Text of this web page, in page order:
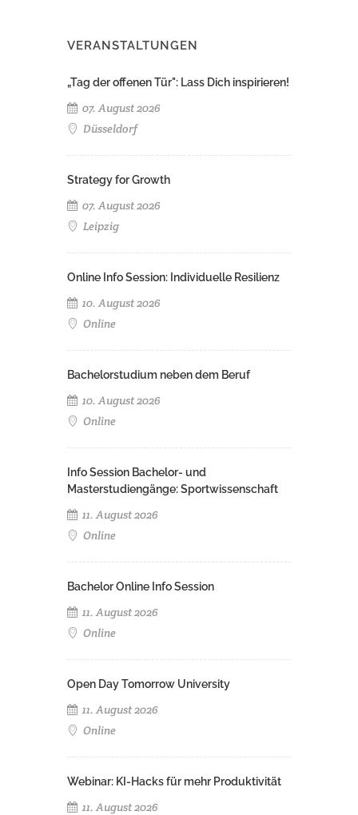
VERANSTALTUNGEN
„Tag der offenen Tür": Lass Dich inspirieren!
07. August 2026
Düsseldorf
Strategy for Growth
07. August 2026
Leipzig
Online Info Session: Individuelle Resilienz
10. August 2026
Online
Bachelorstudium neben dem Beruf
10. August 2026
Online
Info Session Bachelor- und
Masterstudiengänge: Sportwissenschaft
11. August 2026
Online
Bachelor Online Info Session
11. August 2026
Online
Open Day Tomorrow University
11. August 2026
Online
Webinar: KI-Hacks für mehr Produktivität
11. August 2026